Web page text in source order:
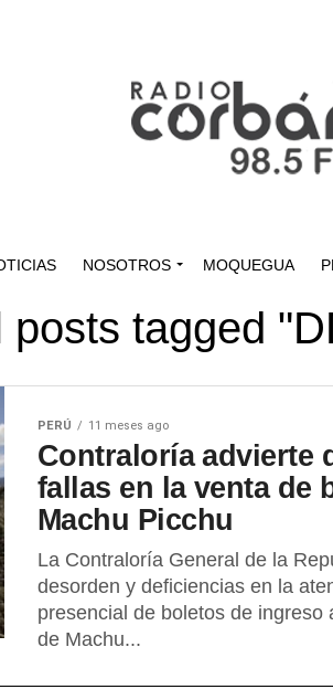
NOSOTROS MOQUEGUA
posts tagged
PERÚ 11 meses ago
Contraloría advierte
fallas en la venta de
Machu Picchu
La Contraloría General de la
desorden y deficiencias en la
presencial de boletos de ingreso
de Machu...